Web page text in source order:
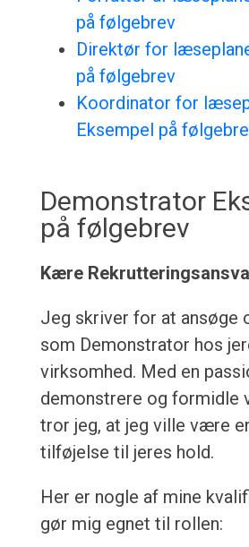
på følgebrev
Direktør for
på følgebrev
Koordinator for
Eksempel på
Demonstrator
på følgebrev
Kære
Jeg skriver for at ansøge
som Demonstrator hos
virksomhed. Med en
demonstrere og formidle
tror jeg, at jeg ville være
tilføjelse til jeres hold.
Her er nogle af mine
gør mig egnet til rollen: